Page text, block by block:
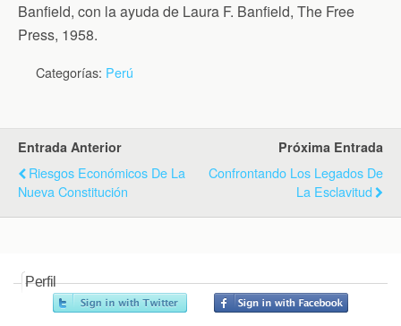
Banfield, con la ayuda de Laura F. Banfield, The Free
Press, 1958.
Categorías: Perú
Entrada Anterior
Riesgos Económicos De La
Nueva Constitución
Próxima Entrada
Confrontando Los Legados De
La Esclavitud
Perfil